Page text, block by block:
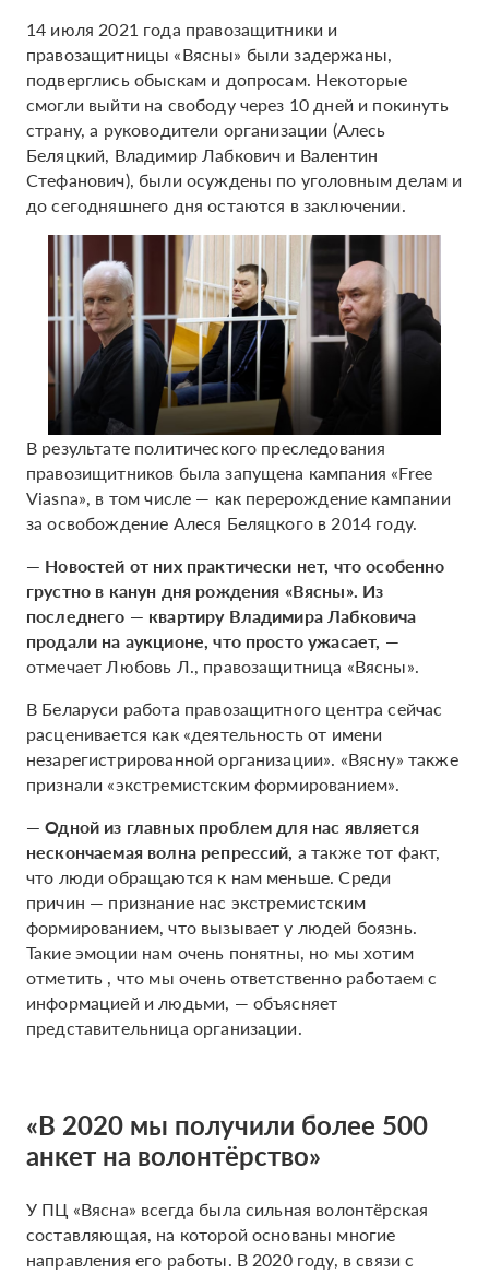
14 июля 2021 года правозащитники и
правозащитницы «Вясны» были задержаны,
подверглись обыскам и допросам. Некоторые
смогли выйти на свободу через 10 дней и покинуть
страну, а руководители организации (Алесь
Беляцкий, Владимир Лабкович и Валентин
Стефанович), были осуждены по уголовным делам и
до сегодняшнего дня остаются в заключении.
В результате политического преследования
правозищитников была запущена кампания «Free
Viasna», в том числе — как перерождение кампании
за освобождение Алеся Беляцкого в 2014 году.
— Новостей от них практически нет, что особенно
грустно в канун дня рождения «Вясны». Из
последнего — квартиру Владимира Лабковича
продали на аукционе, что просто ужасает, —
отмечает Любовь Л., правозащитница «Вясны».
В Беларуси работа правозащитного центра сейчас
расценивается как «деятельность от имени
незарегистрированной организации». «Вясну» также
признали «экстремистским формированием».
— Одной из главных проблем для нас является
нескончаемая волна репрессий, а также тот факт,
что люди обращаются к нам меньше. Среди
причин — признание нас экстремистским
формированием, что вызывает у людей боязнь.
Такие эмоции нам очень понятны, но мы хотим
отметить , что мы очень ответственно работаем с
информацией и людьми, — объясняет
представительница организации.
«В 2020 мы получили более 500
анкет на волонтёрство»
У ПЦ «Вясна» всегда была сильная волонтёрская
составляющая, на которой основаны многие
направления его работы. В 2020 году, в связи с